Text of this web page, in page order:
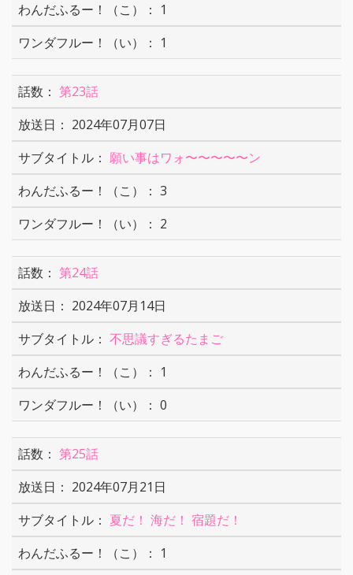
1
1
第23話
2024年07月07日
願い事はワォ〜〜〜〜〜ン
3
2
第24話
2024年07月14日
不思議すぎるたまご
1
0
第25話
2024年07月21日
夏だ！ 海だ！ 宿題だ！
1